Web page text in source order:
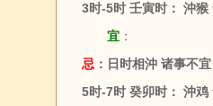
3时-5时 壬寅时： 沖
宜 ：
忌 ：日时相沖 诸事不宜
5时-7时 癸卯时： 沖